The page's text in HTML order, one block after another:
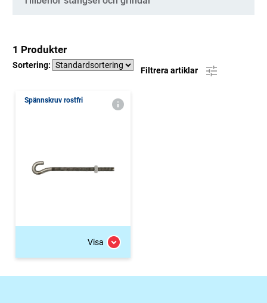
1 Produkter
Sortering:
Filtrera artiklar
Spännskruv rostfri
Visa